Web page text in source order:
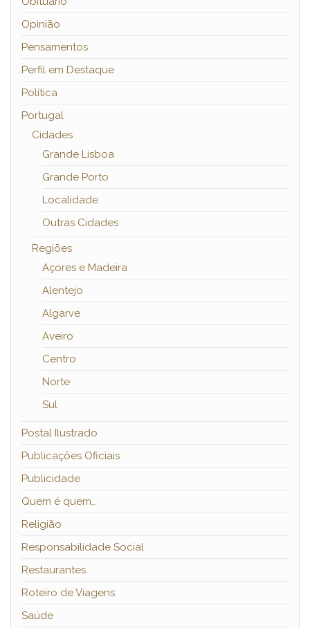
Opinião
Pensamentos
Perfil em Destaque
Política
Portugal
Cidades
Grande Lisboa
Grande Porto
Localidade
Outras Cidades
Regiões
Açores e Madeira
Alentejo
Algarve
Aveiro
Centro
Norte
Sul
Postal Ilustrado
Publicações Oficiais
Publicidade
Quem é quem…
Religião
Responsabilidade Social
Restaurantes
Roteiro de Viagens
Saúde